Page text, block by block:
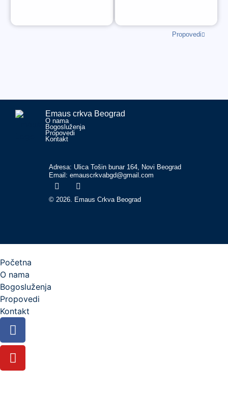
Propovedi
Emaus crkva Beograd
O nama
Bogosluženja
Propovedi
Kontakt
Adresa: Ulica Tošin bunar 164, Novi Beograd
Email: emauscrkvabgd@gmail.com
© 2026. Emaus Crkva Beograd
Početna
O nama
Bogosluženja
Propovedi
Kontakt